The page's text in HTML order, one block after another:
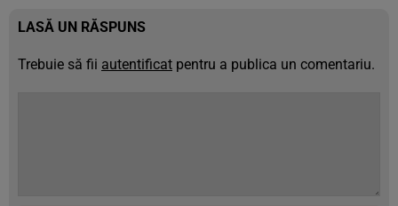
LASĂ UN RĂSPUNS
Trebuie să fii autentificat pentru a publica un comentariu.